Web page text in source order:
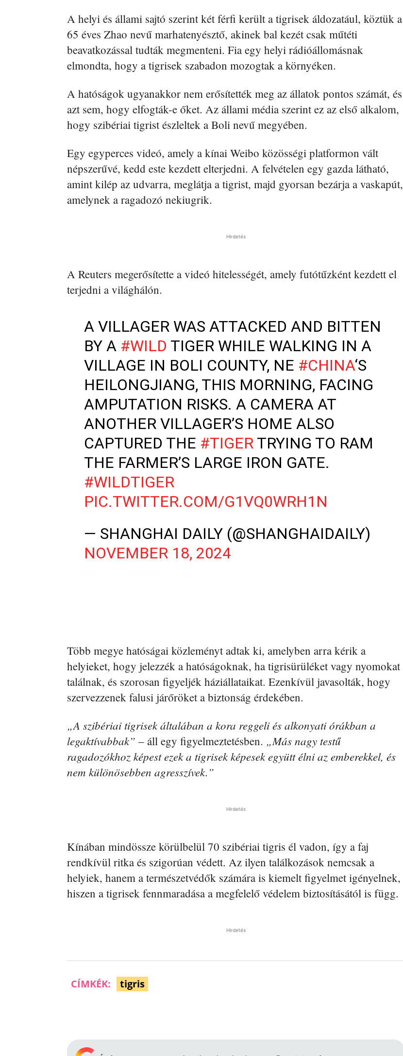
A helyi és állami sajtó szerint két férfi került a tigrisek áldozatául, köztük a
65 éves Zhao nevű marhatenyésztő, akinek bal kezét csak műtéti
beavatkozással tudták megmenteni. Fia egy helyi rádióállomásnak
elmondta, hogy a tigrisek szabadon mozogtak a környéken.
A hatóságok ugyanakkor nem erősítették meg az állatok pontos számát, és
azt sem, hogy elfogták-e őket. Az állami média szerint ez az első alkalom,
hogy szibériai tigrist észleltek a Boli nevű megyében.
Egy egyperces videó, amely a kínai Weibo közösségi platformon vált
népszerűvé, kedd este kezdett elterjedni. A felvételen egy gazda látható,
amint kilép az udvarra, meglátja a tigrist, majd gyorsan bezárja a vaskapút,
amelynek a ragadozó nekiugrik.
Hirdetés
A Reuters megerősítette a videó hitelességét, amely futótűzként kezdett el
terjedni a világhálón.
A VILLAGER WAS ATTACKED AND BITTEN
BY A #WILD TIGER WHILE WALKING IN A
VILLAGE IN BOLI COUNTY, NE #CHINA‘S
HEILONGJIANG, THIS MORNING, FACING
AMPUTATION RISKS. A CAMERA AT
ANOTHER VILLAGER’S HOME ALSO
CAPTURED THE #TIGERTRYING TO RAM
THE FARMER’S LARGE IRON GATE.
#WILDTIGER
PIC.TWITTER.COM/G1VQ0WRH1N
— SHANGHAI DAILY (@SHANGHAIDAILY)
NOVEMBER 18, 2024
Több megye hatóságai közleményt adtak ki, amelyben arra kérik a
helyieket, hogy jelezzék a hatóságoknak, ha tigrisürüléket vagy nyomokat
találnak, és szorosan figyeljék háziállataikat. Ezenkívül javasolták, hogy
szervezzenek falusi járőröket a biztonság érdekében.
„A szibériai tigrisek általában a kora reggeli és alkonyati órákban a
legaktívabbak” – áll egy figyelmeztetésben. „Más nagy testű
ragadozókhoz képest ezek a tigrisek képesek együtt élni az emberekkel, és
nem különösebben agresszívek.”
Hirdetés
Kínában mindössze körülbelül 70 szibériai tigris él vadon, így a faj
rendkívül ritka és szigorúan védett. Az ilyen találkozások nemcsak a
helyiek, hanem a természetvédők számára is kiemelt figyelmet igényelnek,
hiszen a tigrisek fennmaradása a megfelelő védelem biztosításától is függ.
Hirdetés
CÍMKÉK: tigris